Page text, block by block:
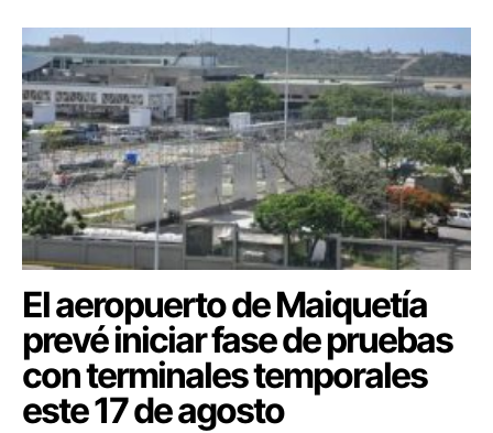
El aeropuerto de Maiquetía
prevé iniciar fase de pruebas
con terminales temporales
este 17 de agosto